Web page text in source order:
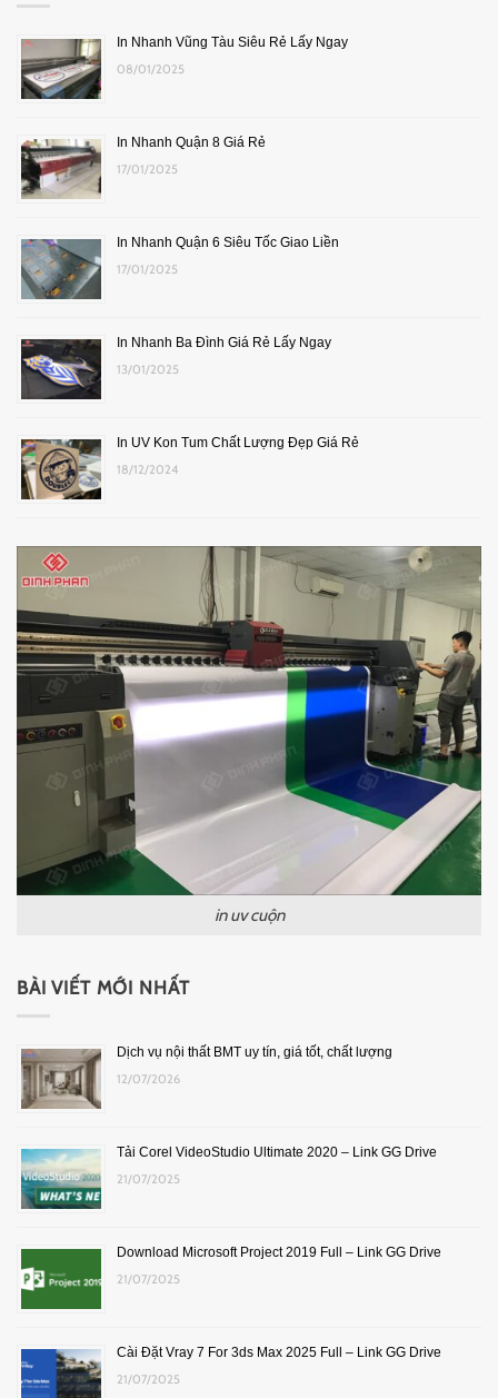
In Nhanh Vũng Tàu Siêu Rẻ Lấy Ngay
08/01/2025
In Nhanh Quận 8 Giá Rẻ
17/01/2025
In Nhanh Quận 6 Siêu Tốc Giao Liền
17/01/2025
In Nhanh Ba Đình Giá Rẻ Lấy Ngay
13/01/2025
In UV Kon Tum Chất Lượng Đẹp Giá Rẻ
18/12/2024
in uv cuộn
BÀI VIẾT MỚI NHẤT
Dịch vụ nội thất BMT uy tín, giá tốt, chất lượng
12/07/2026
Tải Corel VideoStudio Ultimate 2020 – Link GG Drive
21/07/2025
Download Microsoft Project 2019 Full – Link GG Drive
21/07/2025
Cài Đặt Vray 7 For 3ds Max 2025 Full – Link GG Drive
21/07/2025